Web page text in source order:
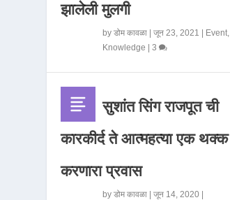
झालेली मुलगी
byडोम कावळा |जून 23, 2021 Event,
Knowledge |3
सुशांत सिंग राजपूत ची
कारकीर्द ते आत्महत्या एक थक्क
करणारा प्रवास
byडोम कावळा |जून 14, 2020